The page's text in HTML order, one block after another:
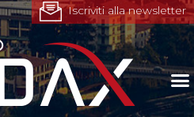
Iscriviti alla newsletter